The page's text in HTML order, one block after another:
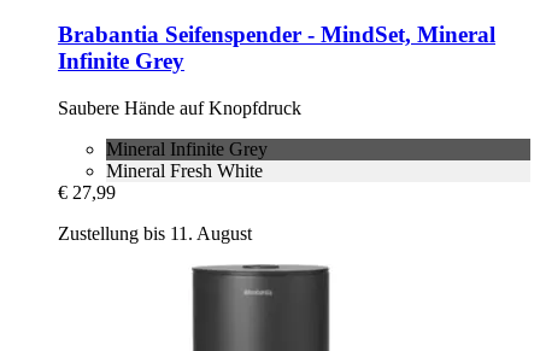
Brabantia Seifenspender -​ MindSet, Mineral
Infinite Grey
Saubere Hände auf Knopfdruck
Mineral Infinite Grey
Mineral Fresh White
€ 27,99
Zustellung bis 11. August